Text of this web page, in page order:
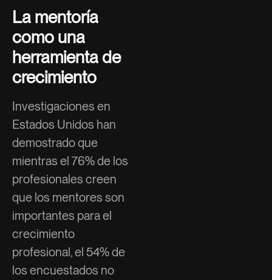
La mentoría
como una
herramienta de
crecimiento
Investigaciones en
Estados Unidos han
demostrado que
mientras el 76% de los
profesionales creen
que los mentores son
importantes para el
crecimiento
profesional, el 54% de
los encuestados no